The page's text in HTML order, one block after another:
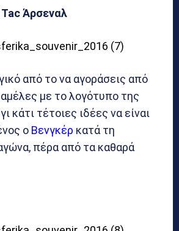
Άρσεναλ
από το να αγοράσεις από
με το λογότυπο της
κάτι τέτοιες ιδέες να είναι
ο Βενγκέρ κατά τη
πέρα από τα καθαρά